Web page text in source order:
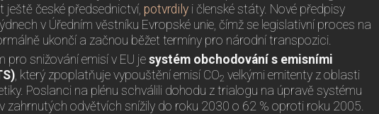
ještě české předsednictví, potvrdily i členské státy. Nové předpisy
v Úředním věstníku Evropské unie, čímž se legislativní proces na
ukončí a začnou běžet termíny pro národní transpozici.
pro snižování emisí v EU je systém obchodování s emisními
, který zpoplatňuje vypouštění emisí CO2 velkými emitenty z oblasti
Poslanci na plénu schválili dohodu z trialogu na úpravě systému
zahrnutých odvětvích snížily do roku 2030 o 62 % oproti roku 2005.